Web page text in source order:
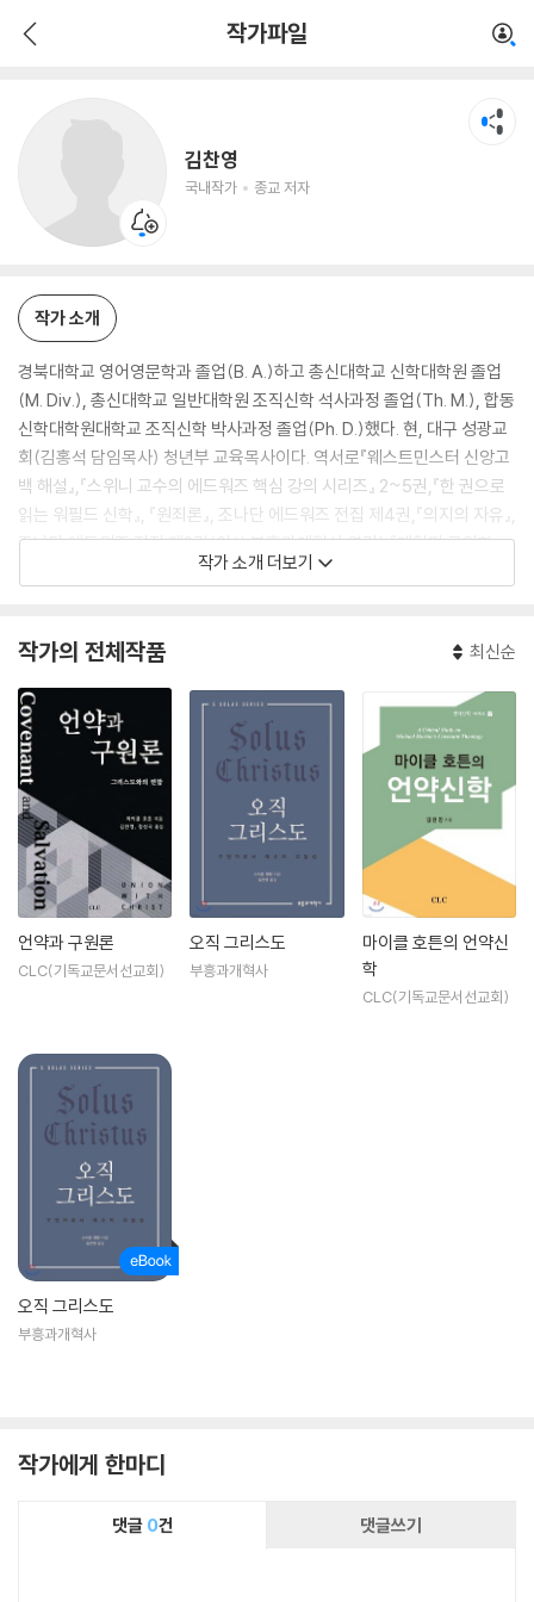
작가파일
김찬영
국내작가 종교 저자
작가 소개
경북대학교 영어영문학과 졸업(B. A.)하고 총신대학교 신학대학원 졸업
(M. Div.), 총신대학교 일반대학원 조직신학 석사과정 졸업(Th. M.), 합동
신학대학원대학교 조직신학 박사과정 졸업(Ph. D.)했다. 현, 대구 성광교
회(김홍석 담임목사) 청년부 교육목사이다. 역서로『웨스트민스터 신앙고
백 해설』,『스위니 교수의 에드워즈 핵심 강의 시리즈』 2~5권,『한 권으로
읽는 워필드 신학』, 『원죄론』, 조나단 에드워즈 전집 제4권,『의지의 자유』,
조나단 에드워즈 전집 제2권(이상 부흥과개혁사 역간),『개혁파 교의학』
(헤르만 바빙크의 『개혁교의학』의 축약본, 새물결플러스 역간[공역]) 등
작가 소개 더보기
작가의 전체작품 최신순
언약과 구원론
CLC(기독교문서선교회)
오직 그리스도
부흥과개혁사
마이클 호튼의 언약신
학
CLC(기독교문서선교회)
오직 그리스도
부흥과개혁사
작가에게 한마디
댓글 0건 댓글쓰기